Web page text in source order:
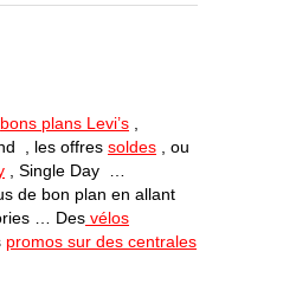
bons plans Levi’s
, les offres soldes , ou
, Single Day …
de bon plan en allant
… Des vélos
promos sur des centrales